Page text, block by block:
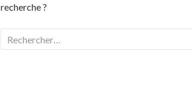
recherche ?
Rechercher :